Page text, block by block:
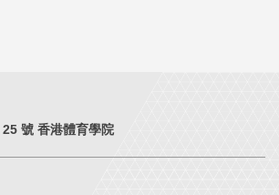
號 香港體育學院